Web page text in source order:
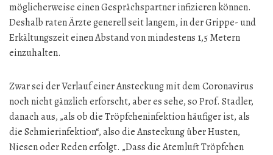
möglicherweise einen Gesprächspartner infizieren können.
Deshalb raten Ärzte generell seit langem, in der Grippe- und
Erkältungszeit einen Abstand von mindestens 1,5 Metern
einzuhalten.
Zwar sei der Verlauf einer Ansteckung mit dem Coronavirus
noch nicht gänzlich erforscht, aber es sehe, so Prof. Stadler,
danach aus, „als ob die Tröpfcheninfektion häufiger ist, als
die Schmierinfektion“, also die Ansteckung über Husten,
Niesen oder Reden erfolgt. „Dass die Atemluft Tröpfchen